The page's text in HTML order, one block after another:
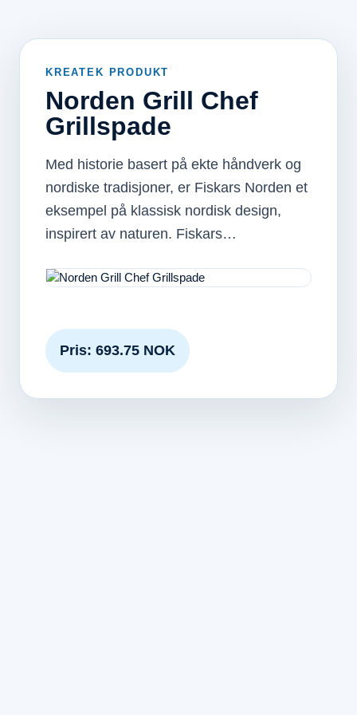
KREATEK PRODUKT
Norden Grill Chef
Grillspade
Med historie basert på ekte håndverk og
nordiske tradisjoner, er Fiskars Norden et
eksempel på klassisk nordisk design,
inspirert av naturen. Fiskars…
Pris: 693.75 NOK